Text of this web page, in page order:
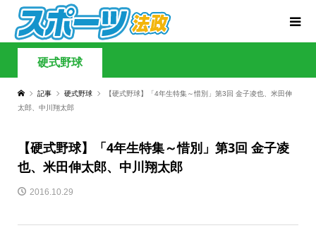
硬式野球
記事 硬式野球
【硬式野球】「4年生特集～惜別」第3回 金子凌也、米田伸
太郎、中川翔太郎
【硬式野球】「4年生特集～惜別」第3回 金子凌
也、米田伸太郎、中川翔太郎
2016.10.29